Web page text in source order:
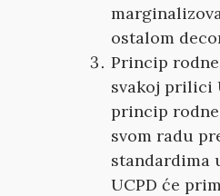
ostalom
Princip
svakoj prilici
princip
svom radu
standardima
UCPD će